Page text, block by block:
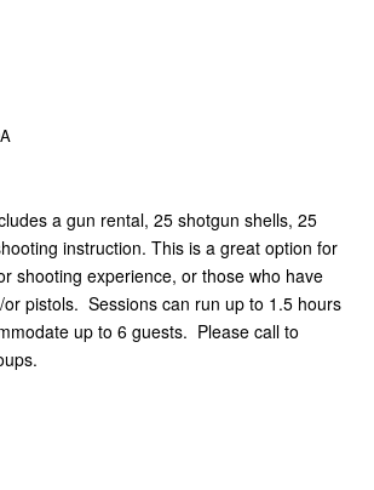
a gun rental, 25 shotgun shells, 25
instruction. This is a great option for
shooting experience, or those who have
pistols. Sessions can run up to 1.5 hours
up to 6 guests. Please call to